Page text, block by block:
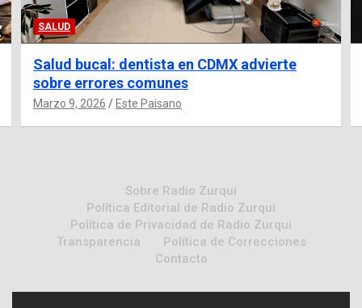
SALUD
Salud bucal: dentista en CDMX advierte
sobre errores comunes
Marzo 9, 2026 Este Paisano
Sobre Radio Zurqui
Política Editorial de Radio Zurquí
Política de Privacidad de Radio Zurqui
Transparencia
Política de Correcciones
Contacto